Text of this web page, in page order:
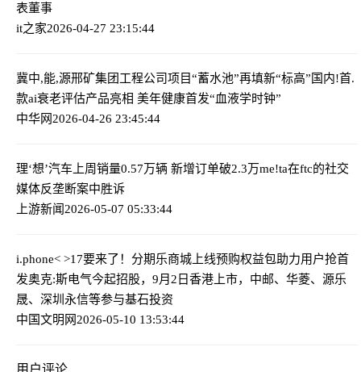
表董事
it之家2026-04-27 23:15:44
冀中,能,源邢矿集团工程公司项目“蓄水池”再填新“标高”国内!首.
款ai衰老评估产品亮相 美年健康首发“血液学时钟”
中华网2026-04-26 23:45:44
理‘想’汽车上周销量0.57万辆 新增订单破2.3万me!ta在ftc的社交
媒体反垄断案中胜诉
上游新闻2026-05-07 05:33:44
i.phone< >17要来了！分期乐商城上线预购权益包助力用户抢首
发奥克:斯电气今起招股，9月2日香港上市，中邮、华菱、源乐
晟、深圳永信等参与基石投资
中国文明网2026-05-10 13:53:44
用户评论